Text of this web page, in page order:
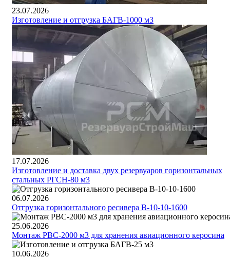
23.07.2026
Изготовление и отгрузка БАГВ-1000 м3
17.07.2026
Изготовление и доставка двух резервуаров горизонтальных
стальных РГСН-80 м3
06.07.2026
Отгрузка горизонтального ресивера В-10-10-1600
25.06.2026
Монтаж РВС-2000 м3 для хранения авиационного керосина
10.06.2026